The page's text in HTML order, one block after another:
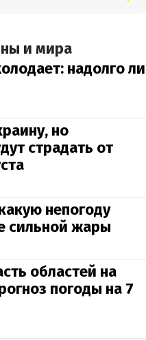
и мира
надолго ли
но
страдать от
непогоду
сильной жары
областей на
погоды на 7